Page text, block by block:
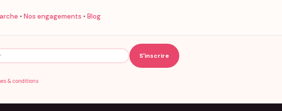
• Nos engagements • Blog
& conditions